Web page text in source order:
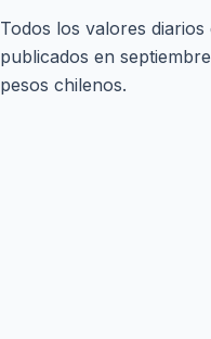
Todos los valores
publicados en
pesos chilenos.